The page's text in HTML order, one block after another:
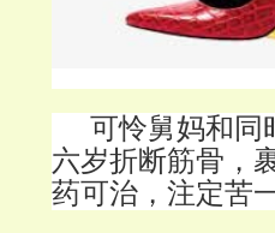
可怜舅妈和同
六岁折断筋骨，
药可治，注定苦